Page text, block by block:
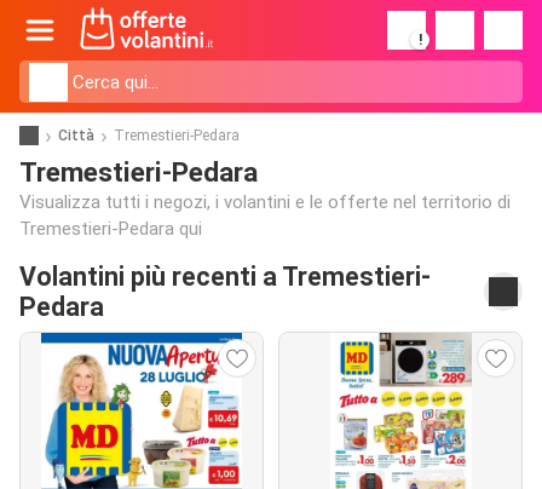
!
Città Tremestieri-Pedara
Tremestieri-Pedara
Visualizza tutti i negozi, i volantini e le offerte nel territorio di
Tremestieri-Pedara qui
Volantini più recenti a Tremestieri-
Pedara